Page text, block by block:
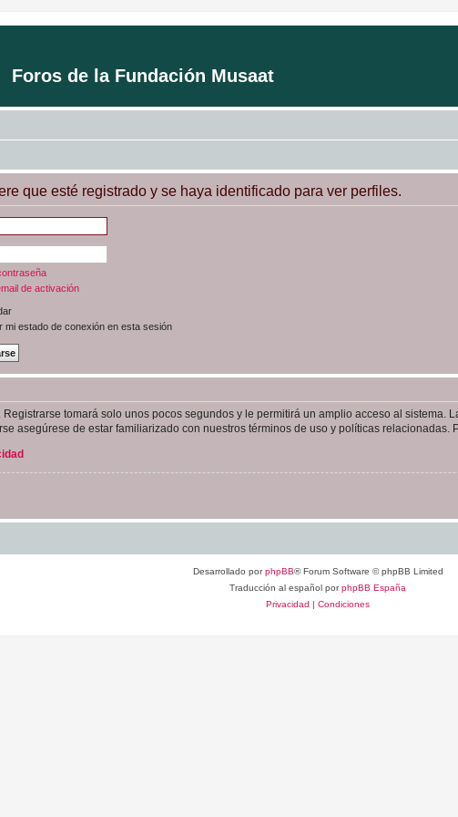
Foros de la Fundación Musaat
que esté registrado y se haya identificado para ver perfiles.
de activación
mi estado de conexión en esta sesión
tomará solo unos pocos segundos y le permitirá un amplio acceso al
asegúrese de estar familiarizado con nuestros términos de uso y políticas
Desarrollado porphpBB® Forum Software © phpBB Limited
Traducción al español porphpBB España
Privacidad | Condiciones